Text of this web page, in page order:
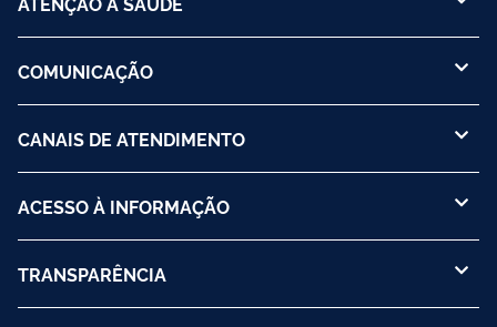
COMUNICAÇÃO
CANAIS DE ATENDIMENTO
ACESSO À INFORMAÇÃO
TRANSPARÊNCIA